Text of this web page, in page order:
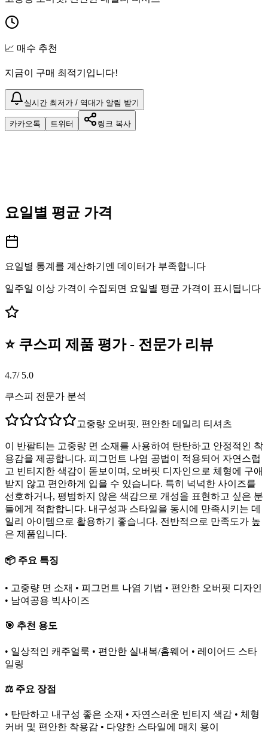
📈 매수 추천
지금이 구매 최적기입니다!
실시간 최저가 / 역대가 알림 받기
카카오톡 트위터 링크 복사
요일별 평균 가격
요일별 통계를 계산하기엔 데이터가 부족합니다
일주일 이상 가격이 수집되면 요일별 평균 가격이 표시됩니다
⭐ 쿠스피 제품 평가 - 전문가 리뷰
4.7/ 5.0
쿠스피 전문가 분석
고중량 오버핏, 편안한 데일리 티셔츠
이 반팔티는 고중량 면 소재를 사용하여 탄탄하고 안정적인 착
용감을 제공합니다. 피그먼트 나염 공법이 적용되어 자연스럽
고 빈티지한 색감이 돋보이며, 오버핏 디자인으로 체형에 구애
받지 않고 편안하게 입을 수 있습니다. 특히 넉넉한 사이즈를
선호하거나, 평범하지 않은 색감으로 개성을 표현하고 싶은 분
들에게 적합합니다. 내구성과 스타일을 동시에 만족시키는 데
일리 아이템으로 활용하기 좋습니다. 전반적으로 만족도가 높
은 제품입니다.
📦 주요 특징
• 고중량 면 소재 • 피그먼트 나염 기법 • 편안한 오버핏 디자인
• 남여공용 빅사이즈
🎯 추천 용도
• 일상적인 캐주얼룩 • 편안한 실내복/홈웨어 • 레이어드 스타
일링
⚖️ 주요 장점
• 탄탄하고 내구성 좋은 소재 • 자연스러운 빈티지 색감 • 체형
커버 및 편안한 착용감 • 다양한 스타일에 매치 용이